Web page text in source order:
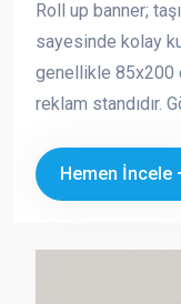
Roll up banner;
sayesinde kolay
genellikle 85x200
reklam standıdır.
çekilerek
mekanizma içine rulo
kurumsal
Hemen İncele